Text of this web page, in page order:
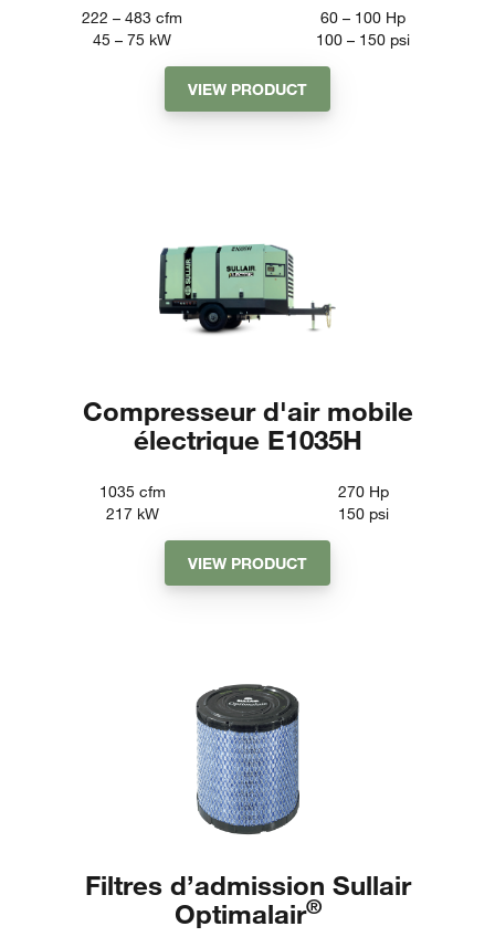
222 – 483 cfm 60 – 100 Hp
45 – 75 kW 100 – 150 psi
VIEW PRODUCT
Compresseur d'air mobile
électrique E1035H
1035 cfm 270 Hp
217 kW 150 psi
VIEW PRODUCT
Filtres d’admission Sullair
Optimalair®